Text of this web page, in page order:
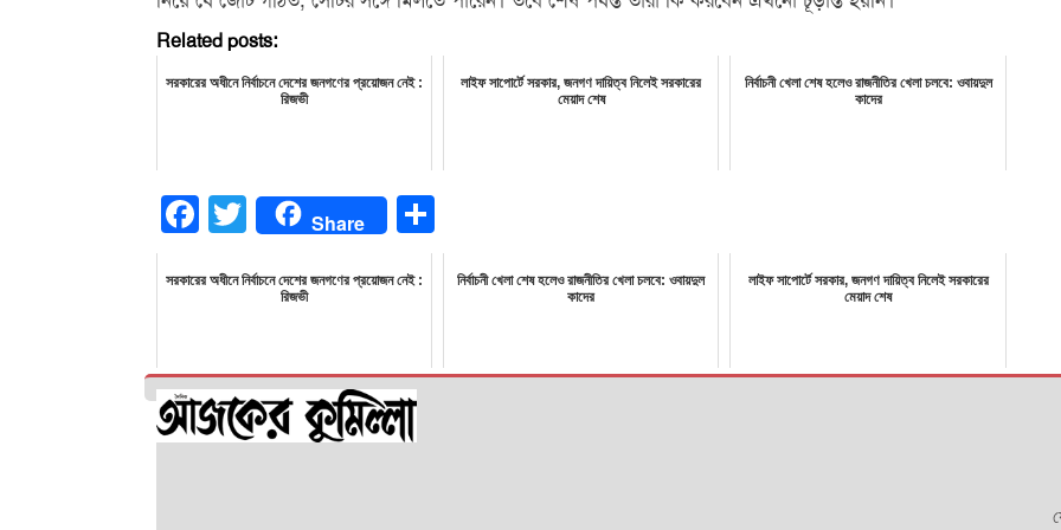
Related posts:
সরকারের অধীনে নির্বাচনে দেশের জনগণের প্রয়োজন নেই :
রিজভী
লাইফ সাপোর্টে সরকার, জনগণ দায়িত্ব নিলেই সরকারের
মেয়াদ শেষ
নির্বাচনী খেলা শেষ হলেও রাজনীতির খেলা চলবে: ওবায়দুল
কাদের
Facebook
Twitter Share
সরকারের অধীনে নির্বাচনে দেশের জনগণের প্রয়োজন নেই :
রিজভী
নির্বাচনী খেলা শেষ হলেও রাজনীতির খেলা চলবে: ওবায়দুল
কাদের
লাইফ সাপোর্টে সরকার, জনগণ দায়িত্ব নিলেই সরকারের
মেয়াদ শেষ